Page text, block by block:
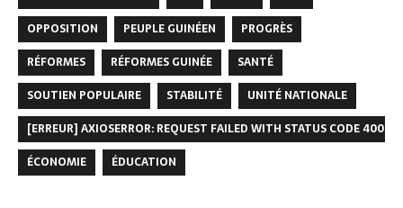
OPPOSITION
PEUPLE GUINÉEN
PROGRÈS
RÉFORMES
RÉFORMES GUINÉE
SANTÉ
SOUTIEN POPULAIRE
STABILITÉ
UNITÉ NATIONALE
[ERREUR] AXIOSERROR: REQUEST FAILED WITH STATUS CODE 400
ÉCONOMIE
ÉDUCATION